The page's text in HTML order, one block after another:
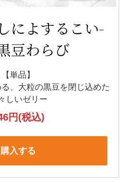
によするこい-
豆わらび
【単品】
、 大粒の黒豆を閉じ込めた
しいゼリー
円(税込)
購入する